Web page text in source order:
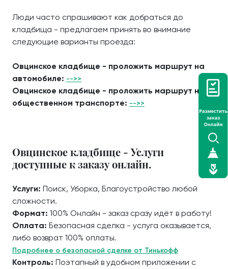
Люди часто спрашивают как добраться до
кладбища - предлагаем принять во внимание
следующие варианты проезда:
Овцинское кладбище - проложить маршрут на
автомобиле: -->>
Овцинское кладбище - проложить маршрут на
общественном транспорте: -->>
Овцинское кладбище - Услуги
доступные к заказу онлайн.
Услуги: Поиск, Уборка, Благоустройство любой
сложности.
Формат: 100% Онлайн - заказ сразу идёт в работу!
Оплата: Безопасная сделка - услуга оказывается,
либо возврат 100% оплаты.
Подробнее о безопасной сделке от Тинькофф
Контроль: Поэтапный в удобном приложении с